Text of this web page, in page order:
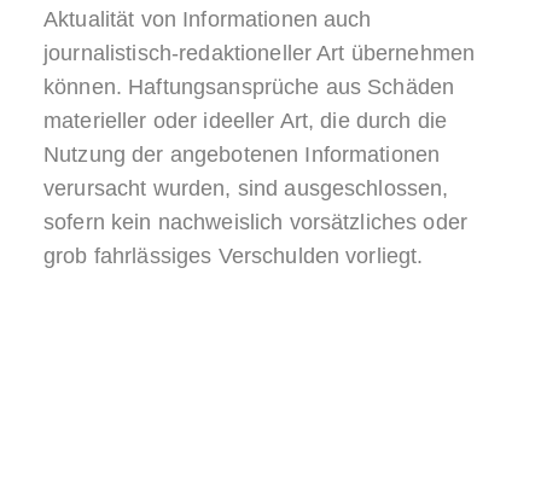
Aktualität von Informationen auch
journalistisch-redaktioneller Art übernehmen
können. Haftungsansprüche aus Schäden
materieller oder ideeller Art, die durch die
Nutzung der angebotenen Informationen
verursacht wurden, sind ausgeschlossen,
sofern kein nachweislich vorsätzliches oder
grob fahrlässiges Verschulden vorliegt.